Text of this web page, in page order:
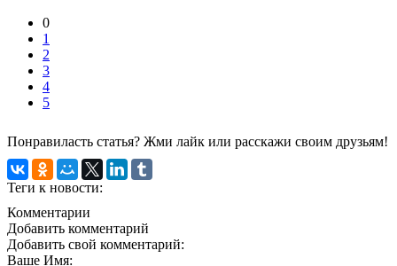
0
1
2
3
4
5
Понравиласть статья? Жми лайк или расскажи своим друзьям!
Теги к новости:
Комментарии
Добавить комментарий
Добавить свой комментарий:
Ваше Имя: